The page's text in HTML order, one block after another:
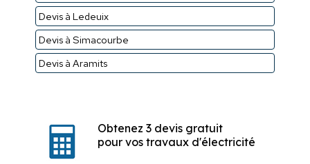
Devis à Ledeuix
Devis à Simacourbe
Devis à Aramits
Obtenez 3 devis gratuit
pour vos travaux d'électricité